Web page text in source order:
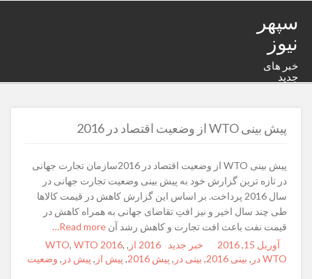
سپهر
نیوز
خبر های
جدید
پیش بینی WTO از وضعیت اقتصاد در 2016
پیش بینی WTO از وضعیت اقتصاد در 2016سازمان تجارت جهانی
در تازه ترین گزارش خود به پیش بینی وضعیت تجارت جهانی در
سال 2016 پرداخت. بر اساس این گزارش کاهش در قیمت کالاها
طی چند سال اخیر و نیز افتِ تقاضای جهانی به همراه کاهش در
قیمت نفت باعث افت تجارت و کاهش رشد آن
Posted
on
آوریل 15, 2016 Author
Categories
خبر جدید Tags
2016 از ,
WTO, WTO 2016,
WTO در
, بینی 2016 , بینی در , پیش 2016 , پیش از , پیش در , وضعیت